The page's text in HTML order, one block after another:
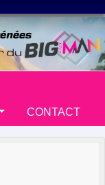
CONTACT